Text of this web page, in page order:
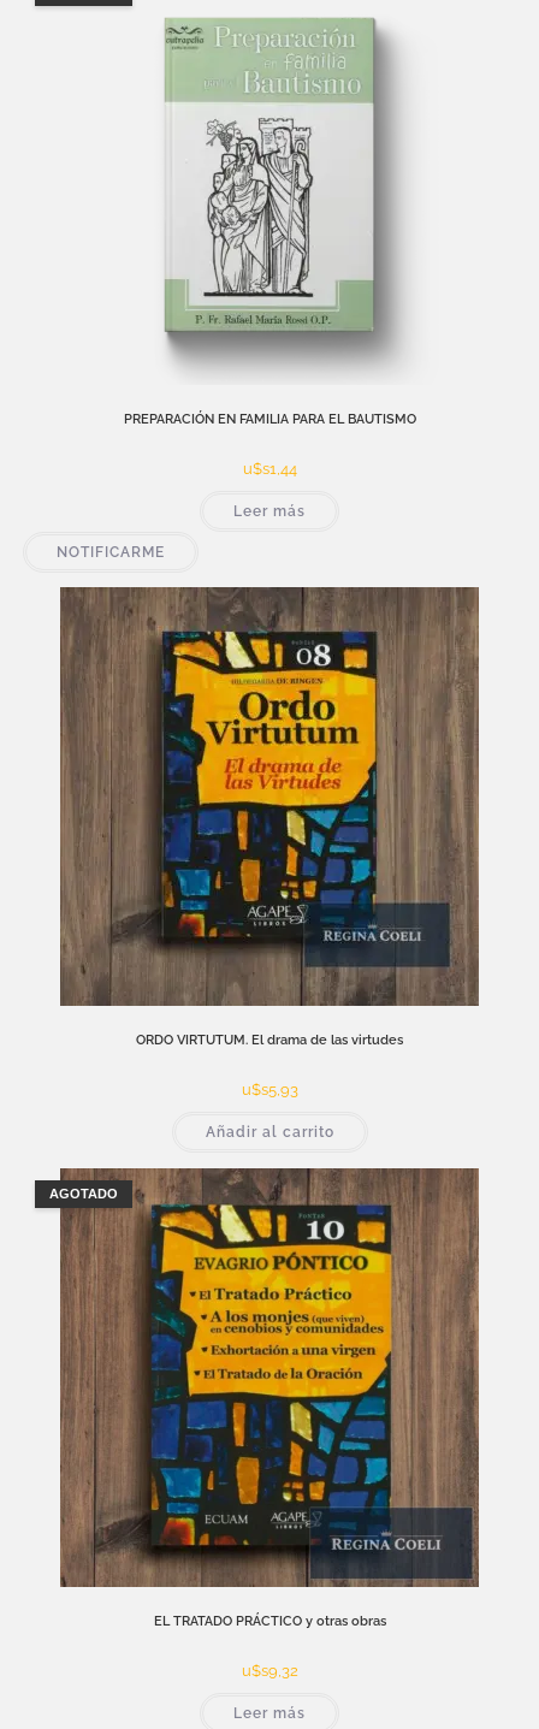
PREPARACIÓN EN FAMILIA PARA EL BAUTISMO
u$s1,44
Leer más
NOTIFICARME
ORDO VIRTUTUM. El drama de las virtudes
u$s5,93
Añadir al carrito
AGOTADO
EL TRATADO PRÁCTICO y otras obras
u$s9,32
Leer más